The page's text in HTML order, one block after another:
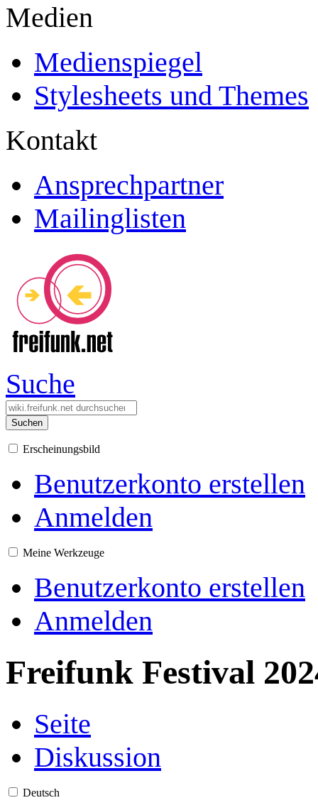
Medien
Medienspiegel
Stylesheets und Themes
Kontakt
Ansprechpartner
Mailinglisten
Suche
Suchen
Erscheinungsbild
Benutzerkonto erstellen
Anmelden
Meine Werkzeuge
Benutzerkonto erstellen
Anmelden
Freifunk Festival
Seite
Diskussion
Deutsch